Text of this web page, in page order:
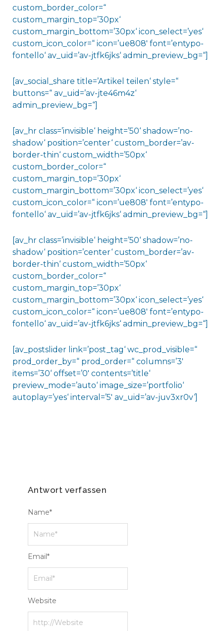
custom_border_color=“
custom_margin_top=’30px‘
custom_margin_bottom=’30px‘ icon_select=’yes‘
custom_icon_color=“ icon=’ue808′ font=’entypo-
fontello‘ av_uid=’av-jtfk6jks‘ admin_preview_bg=“]
[av_social_share title=’Artikel teilen‘ style=“
buttons=“ av_uid=’av-jte46m4z‘
admin_preview_bg=“]
[av_hr class=’invisible‘ height=’50‘ shadow=’no-
shadow‘ position=’center‘ custom_border=’av-
border-thin‘ custom_width=’50px‘
custom_border_color=“
custom_margin_top=’30px‘
custom_margin_bottom=’30px‘ icon_select=’yes‘
custom_icon_color=“ icon=’ue808′ font=’entypo-
fontello‘ av_uid=’av-jtfk6jks‘ admin_preview_bg=“]
[av_hr class=’invisible‘ height=’50‘ shadow=’no-
shadow‘ position=’center‘ custom_border=’av-
border-thin‘ custom_width=’50px‘
custom_border_color=“
custom_margin_top=’30px‘
custom_margin_bottom=’30px‘ icon_select=’yes‘
custom_icon_color=“ icon=’ue808′ font=’entypo-
fontello‘ av_uid=’av-jtfk6jks‘ admin_preview_bg=“]
[av_postslider link=’post_tag‘ wc_prod_visible=“
prod_order_by=“ prod_order=“ columns=’3′
items=’30‘ offset=’0′ contents=’title‘
preview_mode=’auto‘ image_size=’portfolio‘
autoplay=’yes‘ interval=’5′ av_uid=’av-juv3xr0v‘]
Antwort verfassen
Name*
Email*
Website